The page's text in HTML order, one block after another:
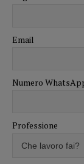
Email
Numero
Professione